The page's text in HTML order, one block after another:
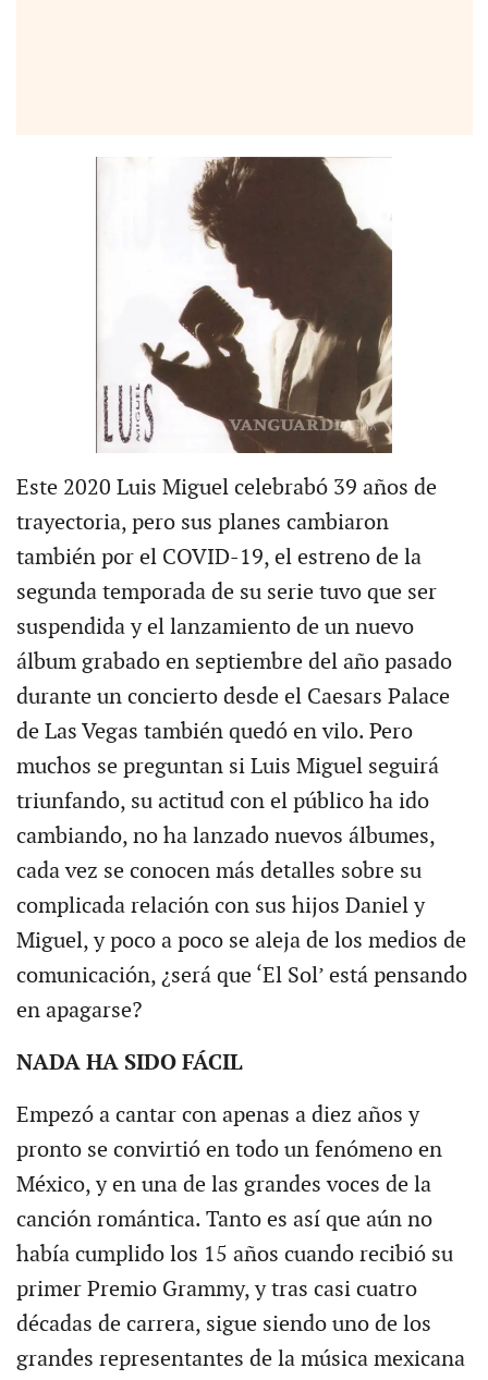
Este 2020 Luis Miguel celebrabó 39 años de
trayectoria, pero sus planes cambiaron
también por el COVID-19, el estreno de la
segunda temporada de su serie tuvo que ser
suspendida y el lanzamiento de un nuevo
álbum grabado en septiembre del año pasado
durante un concierto desde el Caesars Palace
de Las Vegas también quedó en vilo. Pero
muchos se preguntan si Luis Miguel seguirá
triunfando, su actitud con el público ha ido
cambiando, no ha lanzado nuevos álbumes,
cada vez se conocen más detalles sobre su
complicada relación con sus hijos Daniel y
Miguel, y poco a poco se aleja de los medios de
comunicación, ¿será que ‘El Sol’ está pensando
en apagarse?
NADA HA SIDO FÁCIL
Empezó a cantar con apenas a diez años y
pronto se convirtió en todo un fenómeno en
México, y en una de las grandes voces de la
canción romántica. Tanto es así que aún no
había cumplido los 15 años cuando recibió su
primer Premio Grammy, y tras casi cuatro
décadas de carrera, sigue siendo uno de los
grandes representantes de la música mexicana